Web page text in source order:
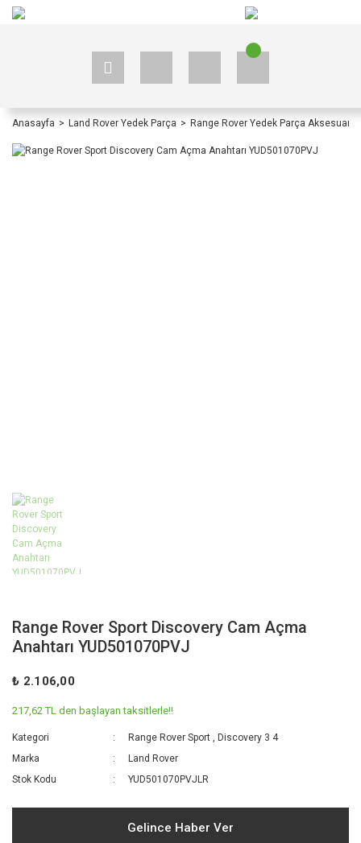
Anasayfa Land Rover Yedek Parça Range Rover Yedek Parça Aksesuar
Range Rover Sport Discovery Cam Açma
Anahtarı YUD501070PVJ
₺ 2.106,00
217,62 TL den başlayan taksitlerle!!
Kategori Range Rover Sport ,Discovery 3 4
Marka
Land Rover
Stok Kodu
YUD501070PVJLR
Gelince Haber Ver